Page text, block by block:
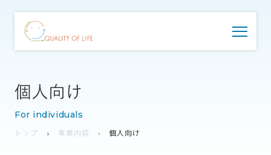
個人向け
For individuals
トップ 事業内容 個人向け